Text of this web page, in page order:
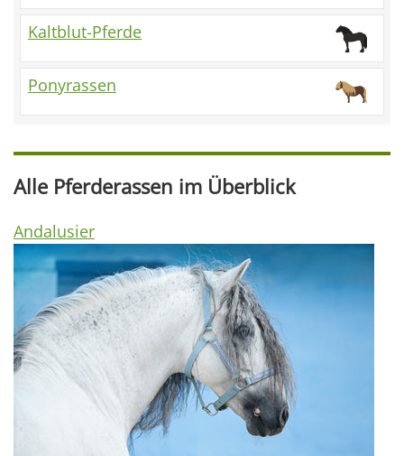
Kaltblut-Pferde
Ponyrassen
Alle Pferderassen im Überblick
Andalusier